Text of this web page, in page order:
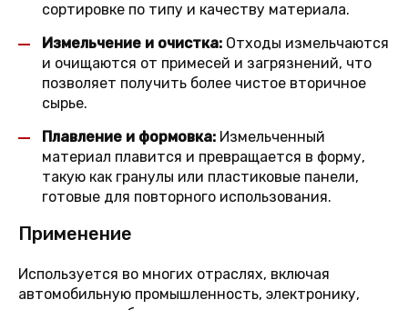
сортировке по типу и качеству материала.
Измельчение и очистка: Отходы измельчаются
и очищаются от примесей и загрязнений, что
позволяет получить более чистое вторичное
сырье.
Плавление и формовка: Измельченный
материал плавится и превращается в форму,
такую как гранулы или пластиковые панели,
готовые для повторного использования.
Применение
Используется во многих отраслях, включая
автомобильную промышленность, электронику,